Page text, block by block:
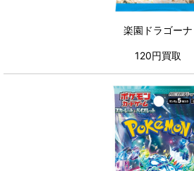
楽園ドラゴーナ
120円買取